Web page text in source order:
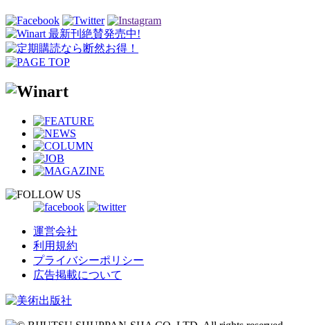
運営会社
利用規約
プライバシーポリシー
広告掲載について